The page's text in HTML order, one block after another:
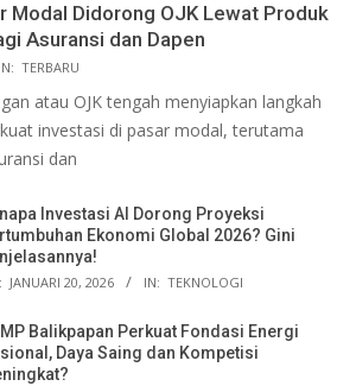
Modal Didorong OJK Lewat Produk
Asuransi dan Dapen
IN: TERBARU
atau OJK tengah menyiapkan langkah
investasi di pasar modal, terutama
dan
Investasi AI Dorong Proyeksi
Ekonomi Global 2026? Gini
JANUARI 20, 2026 IN: TEKNOLOGI
Balikpapan Perkuat Fondasi Energi
Daya Saing dan Kompetisi